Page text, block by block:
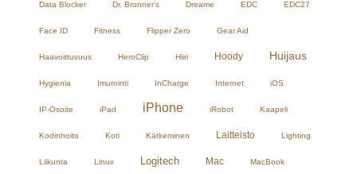
Data Blocker Dr. Bronner's Dreame EDC EDC27
Face ID Fitness Flipper Zero Gear Aid
Haavoittuvuus HeroClip Hiiri Hoody Huijaus
Hygienia Imurointi InCharge Internet iOS
IP-Osoite iPad iPhone iRobot Kaapeli
Kodinhoito Koti Kätkeminen Laitteisto Lighting
Liikunta Linux Logitech Mac MacBook